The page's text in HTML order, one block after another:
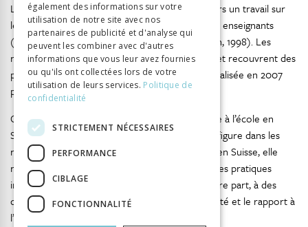
Leanza, Dasen et Changkakoti, 2002) ou à travers un travail sur
les biographies et les représentations des futurs enseignants
(Flye Sainte Marie, 1999 ; Perregaux, 2006 ; Ulich, 1998). Les
recommandations sont toutefois très hybrides et recouvrent des
pratiques diverses, comme le souligne l’étude réalisée en 2007
par Sieber et Bischoff.
Ce survol de la question de la diversité culturelle à l’école en
Suisse montre que si l’éducation interculturelle figure dans les
recommandations et les programmes scolaires en Suisse, elle
renvoie, d’une part, à des questionnements et des pratiques
institutionnelles historiquement situées et, d’autre part, à des
dimensions complexes comme la culture, l’identité et le rapport à
l’autre.
également des informations sur votre
utilisation de notre site avec nos
partenaires de publicité et d'analyse qui
peuvent les combiner avec d'autres
informations que vous leur avez fournies
ou qu'ils ont collectées lors de votre
utilisation de leurs services. Politique de
confidentialité
STRICTEMENT NÉCESSAIRES
PERFORMANCE
CIBLAGE
FONCTIONNALITÉ